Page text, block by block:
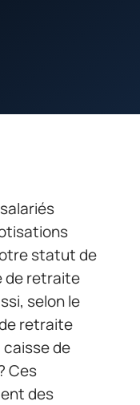
statut de
de retraite
selon le
retraite
de
Ces
des